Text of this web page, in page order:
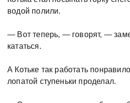
водой полили.
— Вот теперь, — говорят, —
кататься.
А Котьке так работать
лопатой ступеньки проделал.